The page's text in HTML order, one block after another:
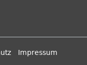
Impressum